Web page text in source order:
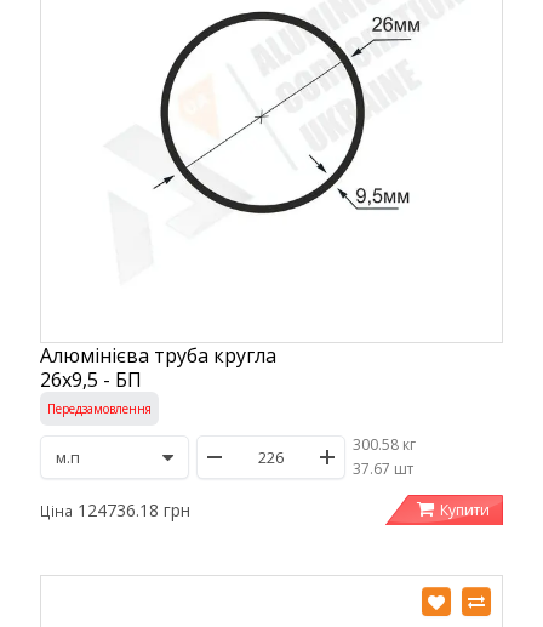
Алюмінієва труба кругла
26х9,5 - БП
Передзамовлення
300.58 кг
/37.67 шт
Ціна 124736.18 грн Купити